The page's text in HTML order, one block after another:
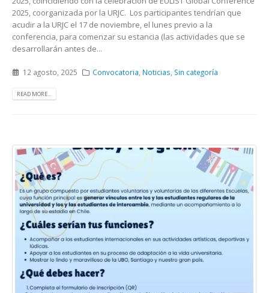
2025, coorganizada por la URJC. Los participantes tendrían que
acudir a la URJC el 17 de noviembre, el lunes previo a la
conferencia, para comenzar su estancia (las actividades que se
desarrollarán antes de...
12 agosto, 2025 Convocatoria Noticias Sin categoría
READ MORE...